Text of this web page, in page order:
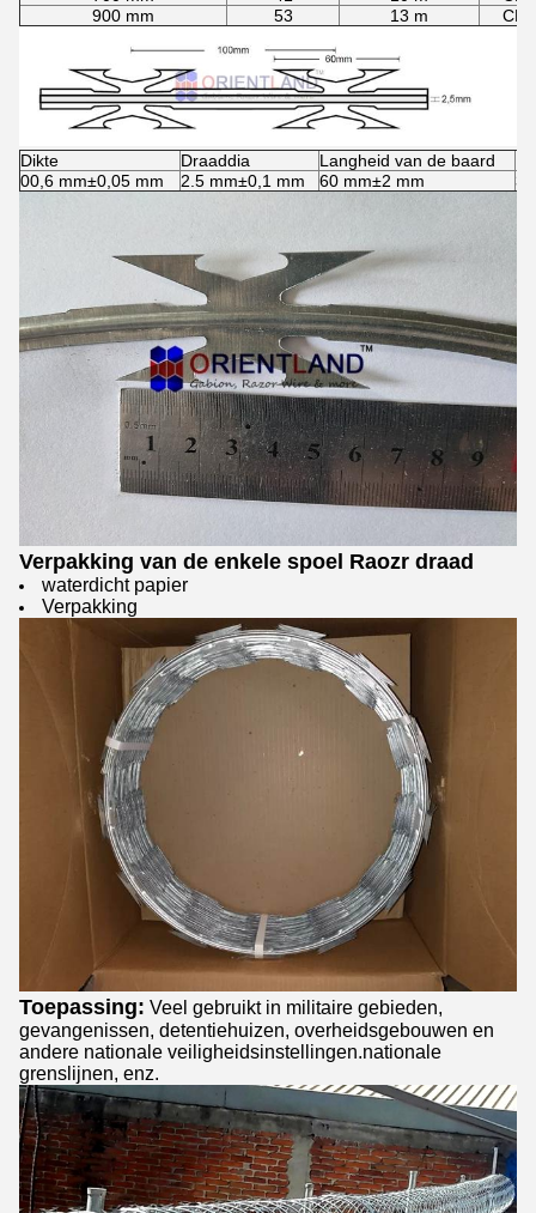
900 mm
53 13 m
Dikte Draaddia Langheid van de baard
00,6 mm±0,05 mm
2.5 mm±0,1 mm 60 mm±2 mm
Verpakking van de enkele spoel Raozr draad
waterdicht papier
Verpakking
Toepassing: Veel gebruikt in militaire gebieden,
gevangenissen, detentiehuizen, overheidsgebouwen en
andere nationale veiligheidsinstellingen.nationale
grenslijnen, enz.